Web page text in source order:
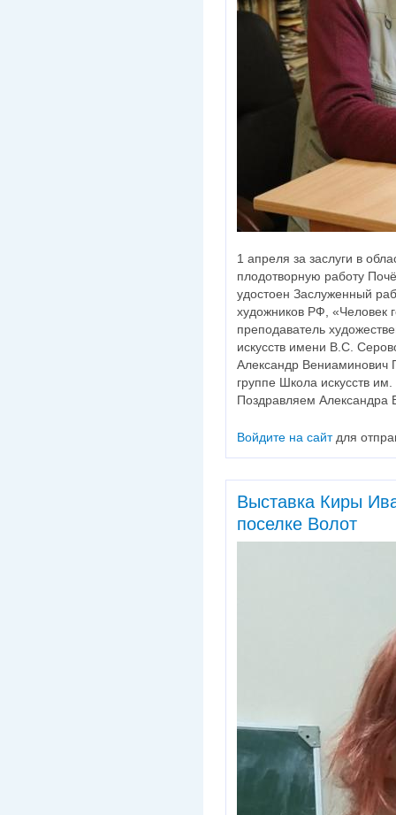
1 апреля за заслуги в
плодотворную работу
удостоен Заслуженный
художников РФ, «Человек
преподаватель
искусств имени В.С.
Александр Вениаминович
группе Школа искусств
Поздравляем Александра
Войдите на сайтдля
Выставка Киры
поселке Волот